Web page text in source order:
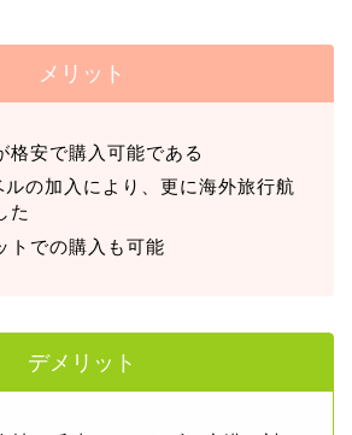
メリット
格安で購入可能である
の加入により、更に海外旅行航
た
トでの購入も可能
デメリット